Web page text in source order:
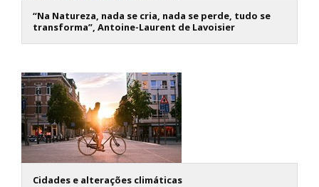
“Na Natureza, nada se cria, nada se perde, tudo se
transforma”, Antoine-Laurent de Lavoisier
Cidades e alterações climáticas